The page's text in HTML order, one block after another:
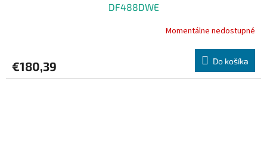
A
R
M
DF488DWE
Momentálne nedostupné
€180,39 Do košíka